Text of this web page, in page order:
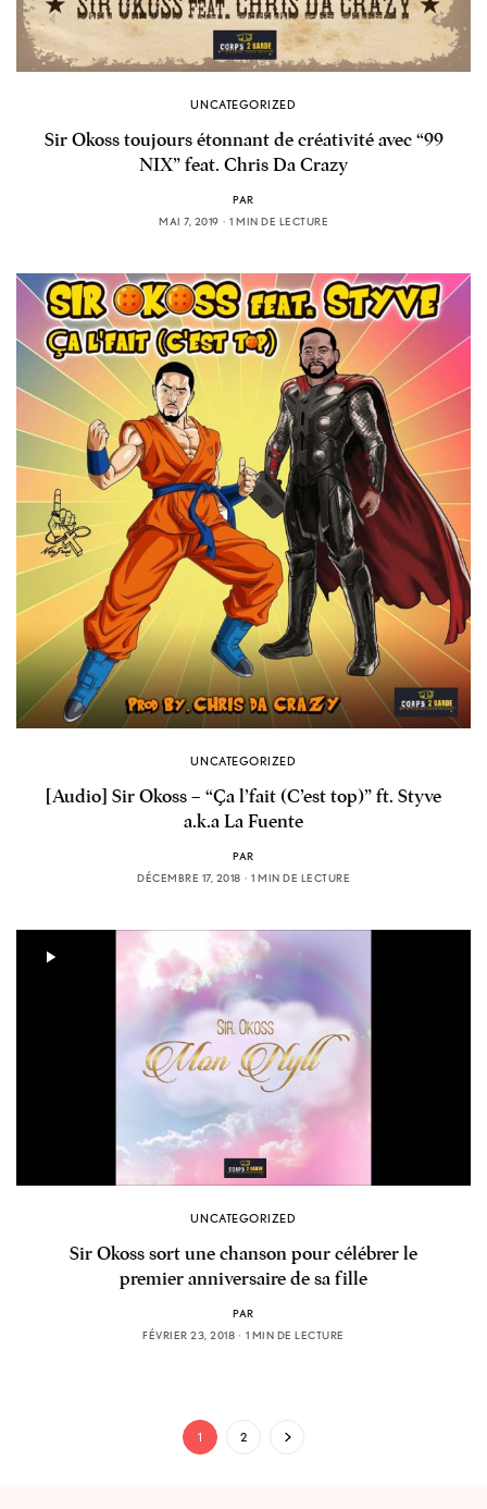
UNCATEGORIZED
Sir Okoss toujours étonnant de créativité avec “99
NIX” feat. Chris Da Crazy
PAR
MAI 7, 2019
1 MIN DE LECTURE
UNCATEGORIZED
[Audio] Sir Okoss – “Ça l’fait (C’est top)” ft. Styve
a.k.a La Fuente
PAR
DÉCEMBRE 17, 2018
1 MIN DE LECTURE
UNCATEGORIZED
Sir Okoss sort une chanson pour célébrer le
premier anniversaire de sa fille
PAR
FÉVRIER 23, 2018
1 MIN DE LECTURE
1 2